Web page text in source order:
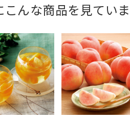
んな商品を見ていま